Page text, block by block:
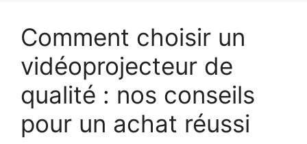
Comment choisir un
vidéoprojecteur de
qualité : nos conseils
pour un achat réussi